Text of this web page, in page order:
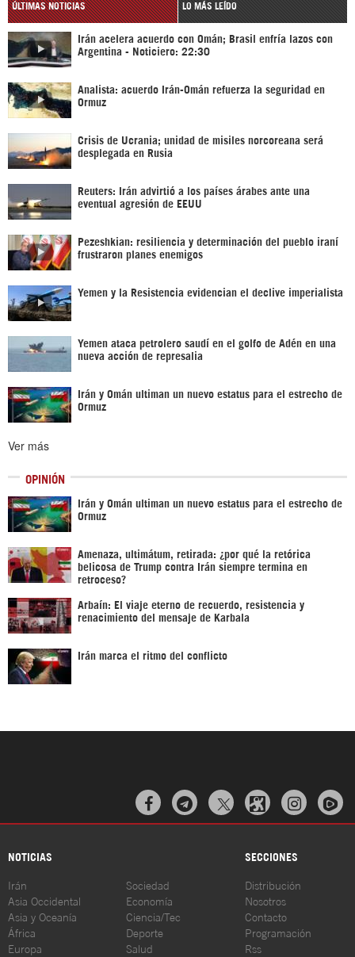
ÚLTIMAS NOTICIAS LO MÁS LEÍDO
Irán acelera acuerdo con Omán; Brasil enfría lazos con
Argentina - Noticiero: 22:30
Analista: acuerdo Irán-Omán refuerza la seguridad en
Ormuz
Crisis de Ucrania; unidad de misiles norcoreana será
desplegada en Rusia
Reuters: Irán advirtió a los países árabes ante una
eventual agresión de EEUU
Pezeshkian: resiliencia y determinación del pueblo iraní
frustraron planes enemigos
Yemen y la Resistencia evidencian el declive imperialista
Yemen ataca petrolero saudí en el golfo de Adén en una
nueva acción de represalia
Irán y Omán ultiman un nuevo estatus para el estrecho de
Ormuz
Ver más
OPINIÓN
Irán y Omán ultiman un nuevo estatus para el estrecho de
Ormuz
Amenaza, ultimátum, retirada: ¿por qué la retórica
belicosa de Trump contra Irán siempre termina en
retroceso?
Arbaín: El viaje eterno de recuerdo, resistencia y
renacimiento del mensaje de Karbala
Irán marca el ritmo del conflicto
  
NOTICIAS SECCIONES
Irán
Asia Occidental
Asia y Oceanía
África
Europa
Sociedad
Economía
Ciencia/Tec
Deporte
Salud
Distribución
Nosotros
Contacto
Programación
Rss